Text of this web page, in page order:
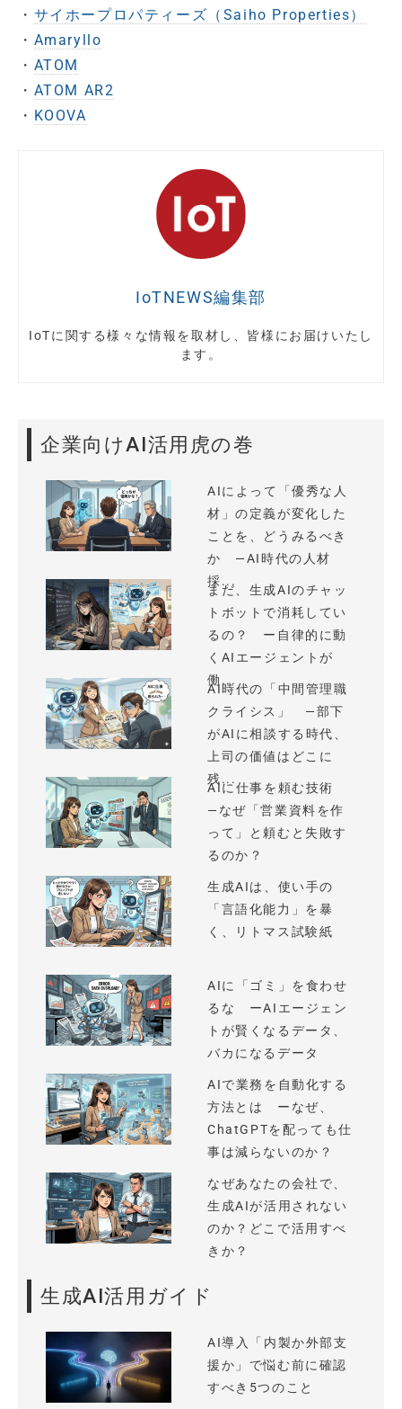
・ サイホープロパティーズ（Saiho Properties）
・ Amaryllo
・ ATOM
・ ATOM AR2
・ KOOVA
IoTNEWS編集部
IoTに関する様々な情報を取材し、皆様にお届けいたし
ます。
企業向けAI活用虎の巻
AIによって「優秀な人
材」の定義が変化した
ことを、どうみるべき
か —AI時代の人材
採...
まだ、生成AIのチャッ
トボットで消耗してい
るの？ ー自律的に動
くAIエージェントが
働...
AI時代の「中間管理職
クライシス」 —部下
がAIに相談する時代、
上司の価値はどこに
残...
AIに仕事を頼む技術
—なぜ「営業資料を作
って」と頼むと失敗す
るのか？
生成AIは、使い手の
「言語化能力」を暴
く、リトマス試験紙
AIに「ゴミ」を食わせ
るな ーAIエージェン
トが賢くなるデータ、
バカになるデータ
AIで業務を自動化する
方法とは ーなぜ、
ChatGPTを配っても仕
事は減らないのか？
なぜあなたの会社で、
生成AIが活用されない
のか？どこで活用すべ
きか？
生成AI活用ガイド
AI導入「内製か外部支
援か」で悩む前に確認
すべき5つのこと